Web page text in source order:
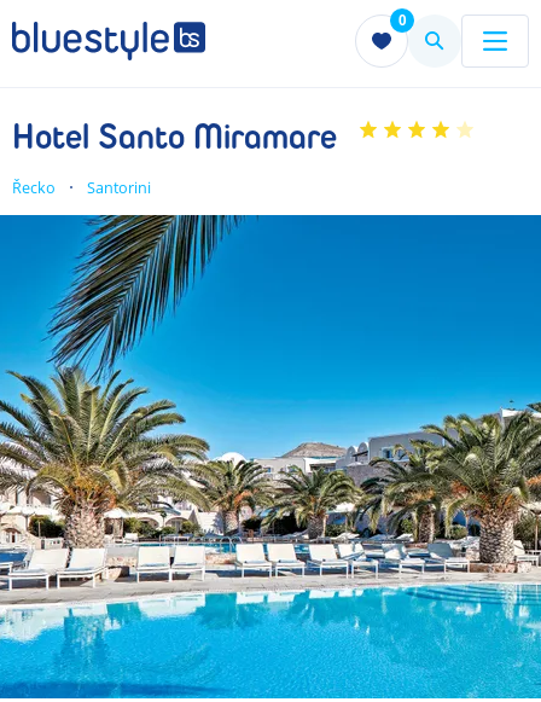
0
Menu Menu
Hotel Santo Miramare
Řecko Santorini